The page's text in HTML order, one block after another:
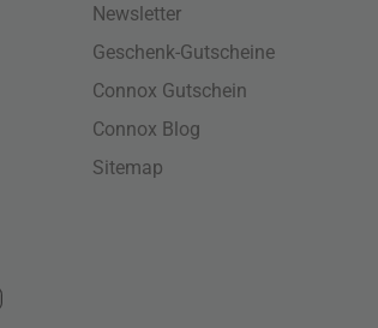
Newsletter
Geschenk-Gutscheine
Connox Gutschein
Connox Blog
Sitemap